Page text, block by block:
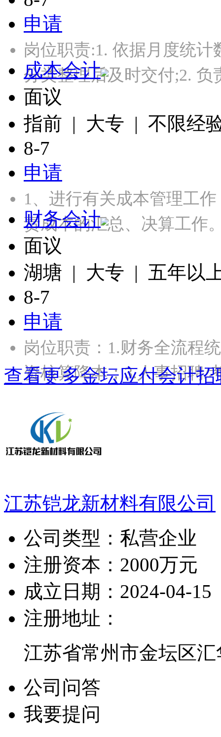
申请
岗位职责:1. 依据月度统
分类整理后及时交付;2.
成本会计
面议
指前 | 大专 | 不限经
8-7
申请
1、进行有关成本管理工
责成本的汇总、决算工
财务会计
面议
湖塘 | 大专 | 五年以
8-7
申请
岗位职责：1.财务全流程
资核算降本；3.人事招聘
查看更多金坛应付会计招
江苏铠龙新材料有限公司
公司类型： 私营企业
注册资本： 2000万元
成立日期： 2024-04-15
注册地址：
江苏省常州市金坛区汇
公司问答
我要提问